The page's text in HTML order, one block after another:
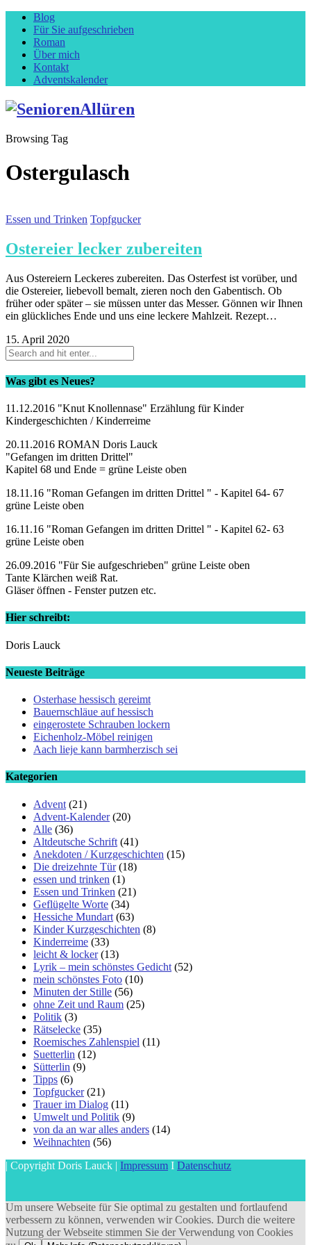
Blog
Für Sie aufgeschrieben
Roman
Über mich
Kontakt
Adventskalender
Browsing Tag
Ostergulasch
Essen und Trinken Topfgucker
Ostereier lecker zubereiten
Aus Ostereiern Leckeres zubereiten. Das Osterfest ist vorüber, und
die Ostereier, liebevoll bemalt, zieren noch den Gabentisch. Ob
früher oder später – sie müssen unter das Messer. Gönnen wir Ihnen
ein glückliches Ende und uns eine leckere Mahlzeit. Rezept…
15. April 2020
Was gibt es Neues?
11.12.2016 "Knut Knollennase" Erzählung für Kinder
Kindergeschichten / Kinderreime
20.11.2016 ROMAN Doris Lauck
"Gefangen im dritten Drittel"
Kapitel 68 und Ende = grüne Leiste oben
18.11.16 "Roman Gefangen im dritten Drittel " - Kapitel 64- 67
grüne Leiste oben
16.11.16 "Roman Gefangen im dritten Drittel " - Kapitel 62- 63
grüne Leiste oben
26.09.2016 "Für Sie aufgeschrieben" grüne Leiste oben
Tante Klärchen weiß Rat.
Gläser öffnen - Fenster putzen etc.
Hier schreibt:
Doris Lauck
Neueste Beiträge
Osterhase hessisch gereimt
Bauernschläue auf hessisch
eingerostete Schrauben lockern
Eichenholz-Möbel reinigen
Aach lieje kann barmherzisch sei
Kategorien
Advent (21)
Advent-Kalender(20)
Alle (36)
Altdeutsche Schrift (41)
Anekdoten / Kurzgeschichten (15)
Die dreizehnte Tür(18)
essen und trinken (1)
Essen und Trinken (21)
Geflügelte Worte (34)
Hessiche Mundart (63)
Kinder Kurzgeschichten (8)
Kinderreime (33)
leicht & locker(13)
Lyrik – mein schönstes Gedicht (52)
mein schönstes Foto (10)
Minuten der Stille (56)
ohne Zeit und Raum (25)
Politik (3)
Rätselecke (35)
Roemisches Zahlenspiel (11)
Suetterlin (12)
Sütterlin (9)
Tipps (6)
Topfgucker(21)
Trauer im Dialog (11)
Umwelt und Politik (9)
von da an war alles anders (14)
Weihnachten (56)
| Copyright Doris Lauck | Impressum I Datenschutz
Um unsere Webseite für Sie optimal zu gestalten und fortlaufend
verbessern zu können, verwenden wir Cookies. Durch die weitere
Nutzung der Webseite stimmen Sie der Verwendung von Cookies